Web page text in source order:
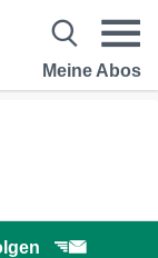
Meine Abos